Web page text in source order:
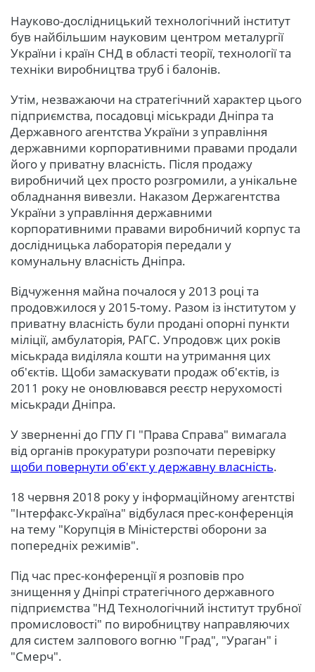
Науково-дослідницький технологічний інститут
був найбільшим науковим центром металургії
України і країн СНД в області теорії, технології та
техніки виробництва труб і балонів.
Утім, незважаючи на стратегічний характер цього
підприємства, посадовці міськради Дніпра та
Державного агентства України з управління
державними корпоративними правами продали
його у приватну власність. Після продажу
виробничий цех просто розгромили, а унікальне
обладнання вивезли. Наказом Держагентства
України з управління державними
корпоративними правами виробничий корпус та
дослідницька лабораторія передали у
комунальну власність Дніпра.
Відчуження майна почалося у 2013 році та
продовжилося у 2015-тому. Разом із інститутом у
приватну власність були продані опорні пункти
міліції, амбулаторія, РАГС. Упродовж цих років
міськрада виділяла кошти на утримання цих
об'єктів. Щоби замаскувати продаж об'єктів, із
2011 року не оновлювався реєстр нерухомості
міськради Дніпра.
У зверненні до ГПУ ГІ "Права Справа" вимагала
від органів прокуратури розпочати перевірку
щоби повернути об'єкт у державну власність.
18 червня 2018 року у інформаційному агентстві
"Інтерфакс-Україна" відбулася прес-конференція
на тему "Корупція в Міністерстві оборони за
попередніх режимів".
Під час прес-конференції я розповів про
знищення у Дніпрі стратегічного державного
підприємства "НД Технологічний інститут трубної
промисловості" по виробництву направляючих
для систем залпового вогню "Град", "Ураган" і
"Смерч".